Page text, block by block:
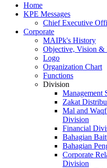
Home
KPE Messages
Chief Executive
Corporate
MAIPk's History
Objective, Vision &
Logo
Organization Chart
Functions
Division
Management
Zakat
Mal and
Division
Financial
Bahagian
Bahagian
Corporate
Division